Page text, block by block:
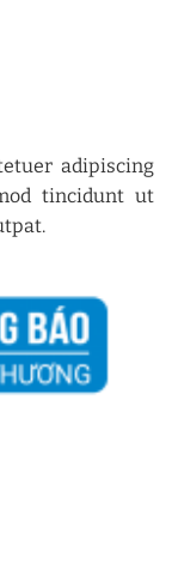
adipiscing
tincidunt ut